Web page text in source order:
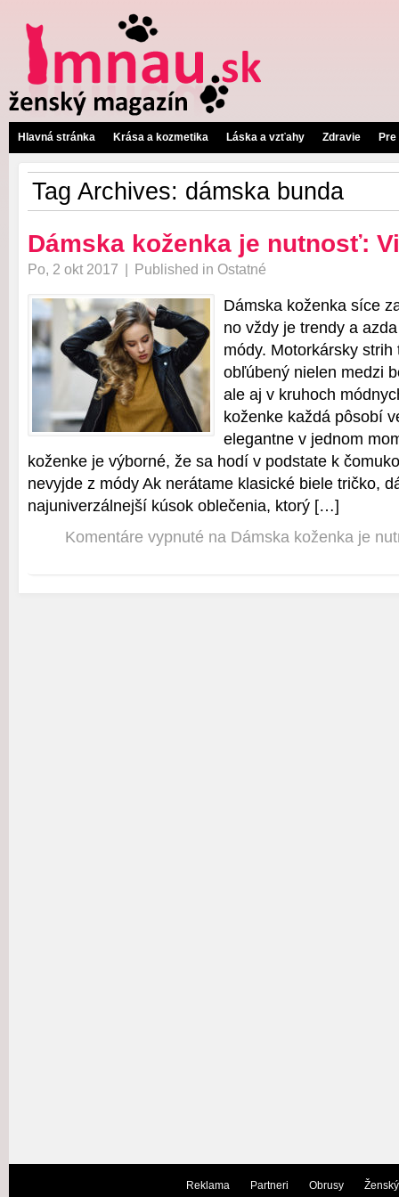
Hlavná stránka Krása a kozmetika Láska a vzťahy Zdravie
Tag Archives: dámska bunda
Dámska koženka je nutnosť:
Po, 2 okt 2017 | Published in Ostatné
Dámska koženka síce
no vždy je trendy a
módy. Motorkársky strih
obľúbený nielen medzi
ale aj v kruhoch
koženke každá pôsobí
elegantne v jednom
koženke je výborné, že sa hodí v podstate k
nevyjde z módy Ak nerátame klasické biele tričko,
najuniverzálnejší kúsok oblečenia, ktorý […]
Komentáre vypnuté na Dámska koženka je
Reklama Partneri Obrusy